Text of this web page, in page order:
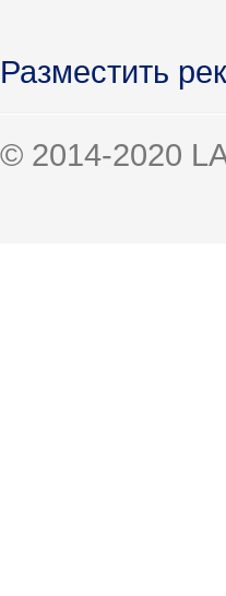
Разместить
© 2014-2020